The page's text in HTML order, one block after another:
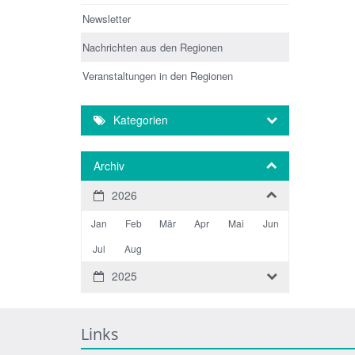
Newsletter
Nachrichten aus den Regionen
Veranstaltungen in den Regionen
Kategorien
Archiv
2026
Jan Feb Mär Apr Mai
Jun
Jul
Aug
2025
Links